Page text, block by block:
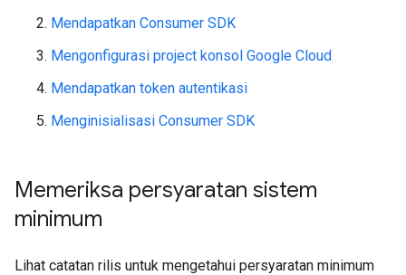
Mendapatkan Consumer SDK
Mengonfigurasi project konsol Google Cloud
Mendapatkan token autentikasi
Menginisialisasi Consumer SDK
Memeriksa persyaratan sistem
minimum
Lihat catatan rilis untuk mengetahui persyaratan minimum